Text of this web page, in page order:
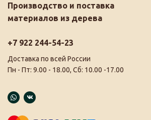
Производство и поставка
материалов из дерева
+7 922 244-54-23
Доставка по всей России
Пн - Пт: 9.00 - 18.00, Сб: 10.00 -17.00